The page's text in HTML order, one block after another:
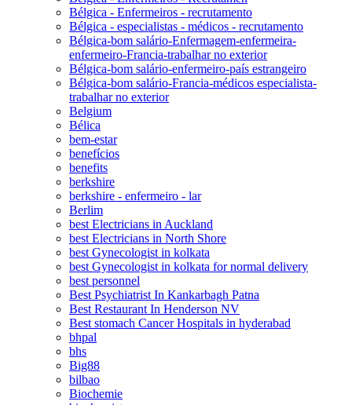
Bélgica - Enfermeiros - recrutamento
Bélgica - especialistas - médicos - recrutamento
Bélgica-bom salário-Enfermagem-enfermeira-
enfermeiro-Francia-trabalhar no exterior
Bélgica-bom salário-enfermeiro-país estrangeiro
Bélgica-bom salário-Francia-médicos especialista-
trabalhar no exterior
Belgium
Bélica
bem-estar
benefícios
benefits
berkshire
berkshire - enfermeiro - lar
Berlim
best Electricians in Auckland
best Electricians in North Shore
best Gynecologist in kolkata
best Gynecologist in kolkata for normal delivery
best personnel
Best Psychiatrist In Kankarbagh Patna
Best Restaurant In Henderson NV
Best stomach Cancer Hospitals in hyderabad
bhpal
bhs
Big88
bilbao
Biochemie